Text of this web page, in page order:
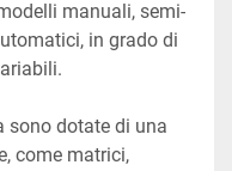
manuali, semi-
in grado di
sono dotate di una
come matrici,